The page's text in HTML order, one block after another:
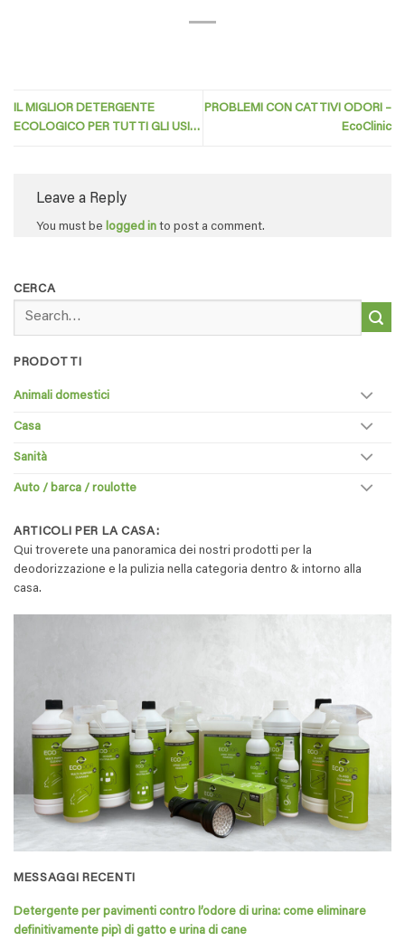
IL MIGLIOR DETERGENTE
ECOLOGICO PER TUTTI GLI USI…
PROBLEMI CON CATTIVI ODORI –
EcoClinic
Leave a Reply
You must be logged in to post a comment.
CERCA
for:
PRODOTTI
Animali domestici
Casa
Sanità
Auto / barca / roulotte
ARTICOLI PER LA CASA:
Qui troverete una panoramica dei nostri prodotti per la
deodorizzazione e la pulizia nella categoria dentro & intorno alla
casa.
MESSAGGI RECENTI
Detergente per pavimenti contro l’odore di urina: come eliminare
definitivamente pipì di gatto e urina di cane